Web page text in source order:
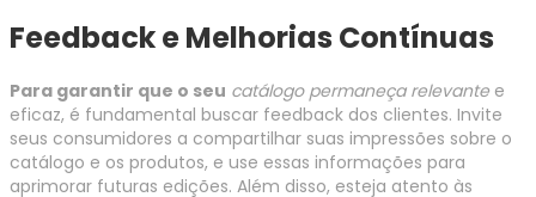
Feedback e Melhorias Contínuas
Para garantir que o seu catálogo permaneça relevante e
eficaz, é fundamental buscar feedback dos clientes. Invite
seus consumidores a compartilhar suas impressões sobre o
catálogo e os produtos, e use essas informações para
aprimorar futuras edições. Além disso, esteja atento às